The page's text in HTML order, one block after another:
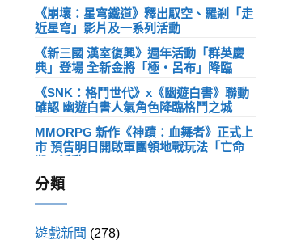
20Comments
《崩壞：星穹鐵道》釋出馭空、羅剎「走
近星穹」影片及一系列活動
22Comments
《新三國 漢室復興》週年活動「群英慶
典」登場 全新金將「極・呂布」降臨
19Comments
《SNK：格鬥世代》x《幽遊白書》聯動
確認 幽遊白書人氣角色降臨格鬥之城
MMORPG 新作《神蹟：血舞者》正式上
市 預告明日開啟軍團領地戰玩法「亡命
24Comments
分類
遊戲新聞 (278)